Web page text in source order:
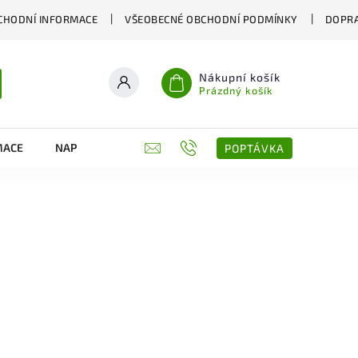
INFORMACE VŠEOBECNÉ OBCHODNÍ PODMÍNKY
Nákupní košík
Prázdný košík
NAPIŠTE NÁM KONTAKTY POPTÁVKA